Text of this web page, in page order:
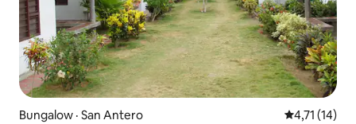
Bungalow · San Antero Note
4,71 (14)